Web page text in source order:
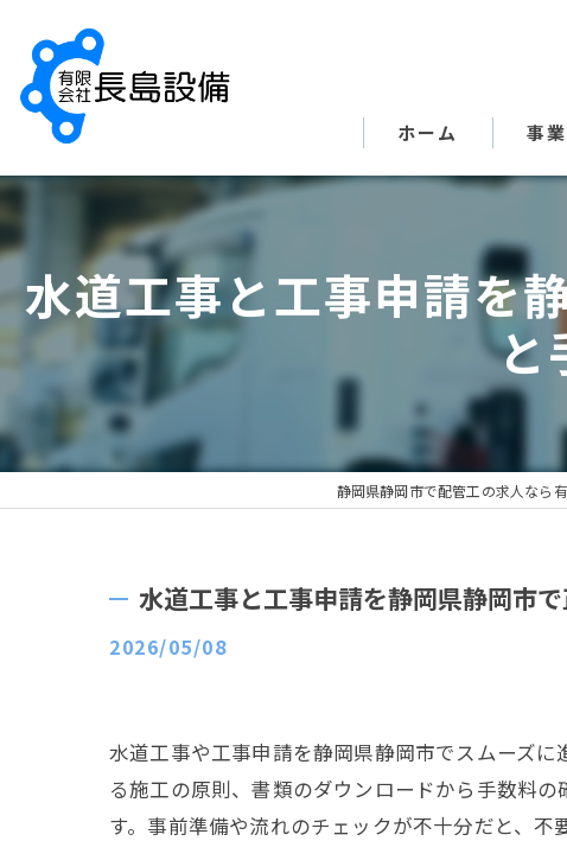
ホーム 事
水道工事と工事申請を
と
静岡県静岡市で配管工の求人なら
水道工事と工事申請を静岡県静岡市
2026/05/08
水道工事や工事申請を静岡県静岡市でスムーズ
る施工の原則、書類のダウンロードから手数料
す。事前準備や流れのチェックが不十分だと、